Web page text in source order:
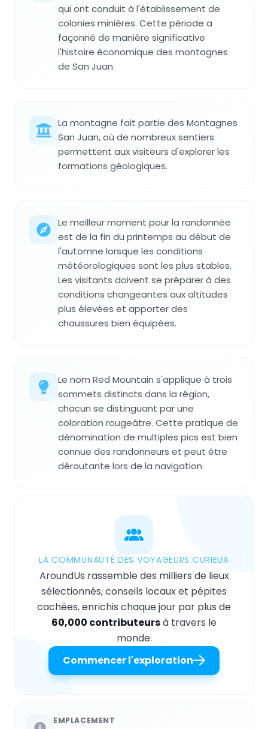
qui ont conduit à l'établissement de
colonies minières. Cette période a
façonné de manière significative
l'histoire économique des montagnes
de San Juan.
La montagne fait partie des Montagnes
San Juan, où de nombreux sentiers
permettent aux visiteurs d'explorer les
formations géologiques.
Le meilleur moment pour la randonnée
est de la fin du printemps au début de
l'automne lorsque les conditions
météorologiques sont les plus stables.
Les visitants doivent se préparer à des
conditions changeantes aux altitudes
plus élevées et apporter des
chaussures bien équipées.
Le nom Red Mountain s'applique à trois
sommets distincts dans la région,
chacun se distinguant par une
coloration rougeâtre. Cette pratique de
dénomination de multiples pics est bien
connue des randonneurs et peut être
déroutante lors de la navigation.
LA COMMUNAUTÉ DES VOYAGEURS CURIEUX
AroundUs rassemble des milliers de lieux
sélectionnés, conseils locaux et pépites
cachées, enrichis chaque jour par plus de
60,000 contributeursà travers le
monde.
Commencer l'exploration
EMPLACEMENT